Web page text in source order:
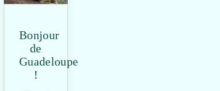
Bonjour
de
Guadeloupe
!